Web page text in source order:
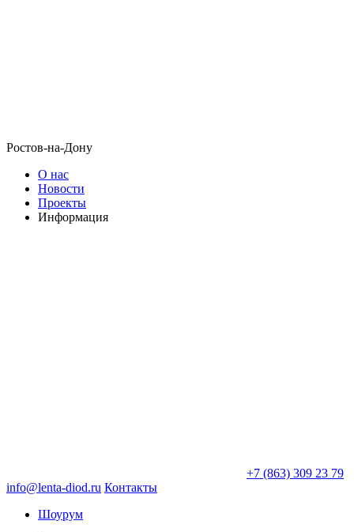
Ростов-на-Дону
О нас
Новости
Проекты
Информация
+7 (863) 309 23 79
info@lenta-diod.ru Контакты
Шоурум